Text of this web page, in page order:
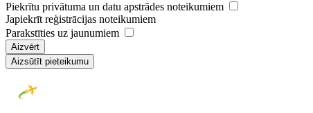
Piekrītu privātuma un datu apstrādes noteikumiem
Japiekrīt reģistrācijas noteikumiem
Parakstīties uz jaunumiem
Aizvērt
Aizsūtīt pieteikumu